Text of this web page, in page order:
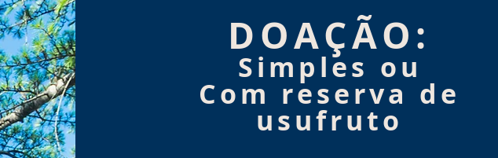
DOAÇÃO:
Simples ou
Com reserva de
usufruto